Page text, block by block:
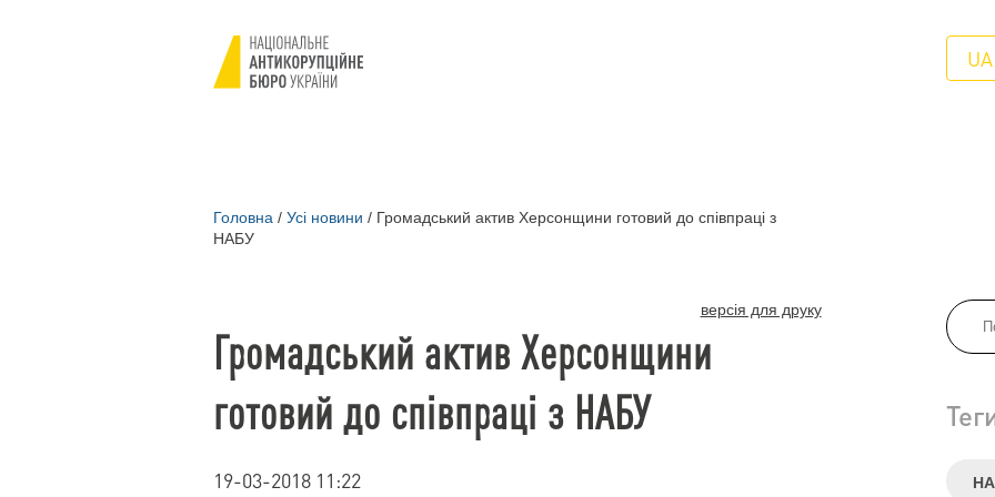
UA
Головна / Усі новини / Громадський актив Херсонщини готовий до співпраці з
НАБУ
версія для друку
Громадський актив Херсонщини
готовий до співпраці з НАБУ
19-03-2018 11:22